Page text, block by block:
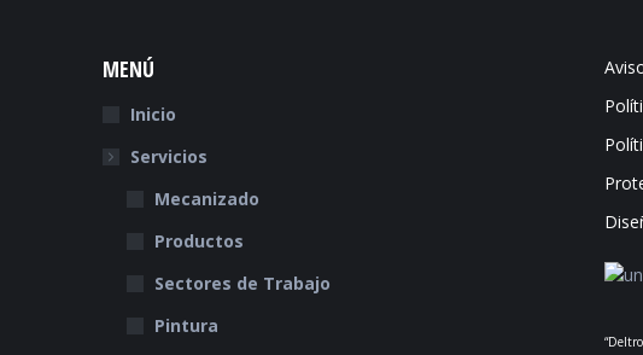
MENÚ
Inicio
Servicios
Mecanizado
Productos
Sectores de Trabajo
Pintura